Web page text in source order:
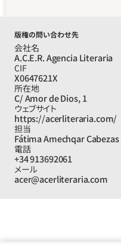
版権の問い合わせ先
会社名
A.C.E.R. Agencia Literaria
CIF
X0647621X
所在地
C/ Amor de Dios, 1
ウェブサイト
https://acerliteraria.com/
担当
Fátima Amechqar Cabezas
電話
+34 913692061
メール
acer@acerliteraria.com